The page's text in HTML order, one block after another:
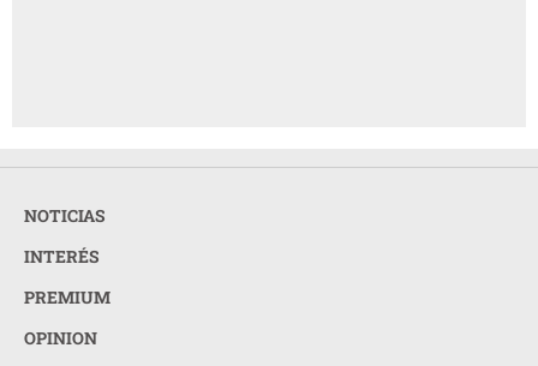
NOTICIAS
INTERÉS
PREMIUM
OPINION